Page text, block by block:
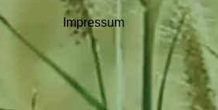
Impressum